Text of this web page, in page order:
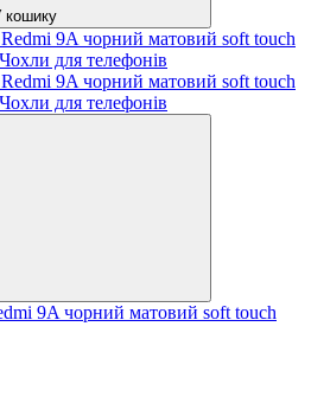
кошику
9A чорний матовий soft touch